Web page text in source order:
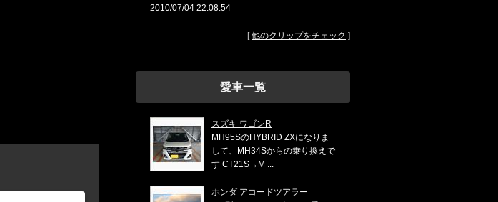
2010/07/04 22:08:54
[他のクリップをチェック ]
愛車一覧
スズキ ワゴンR
MH95SのHYBRID ZXになりま
して、MH34Sからの乗り換えで
す CT21S→M ...
ホンダ アコードツアラー